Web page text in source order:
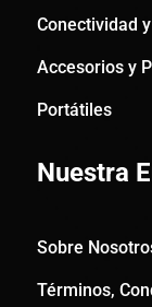
Conectividad
Accesorios y
Portátiles
Nuestra
Sobre
Términos,